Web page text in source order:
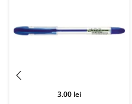
3.00 lei